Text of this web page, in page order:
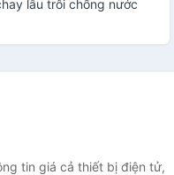
lâu trôi chống nước
tin giá cả thiết bị điện tử,